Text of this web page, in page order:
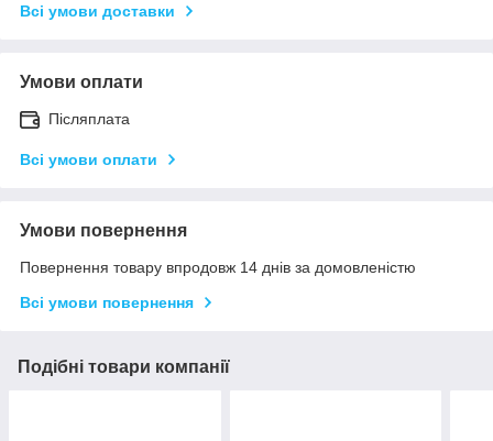
Всі умови доставки
Умови оплати
Післяплата
Всі умови оплати
Умови повернення
Повернення товару впродовж 14 днів за домовленістю
Всі умови повернення
Подібні товари компанії